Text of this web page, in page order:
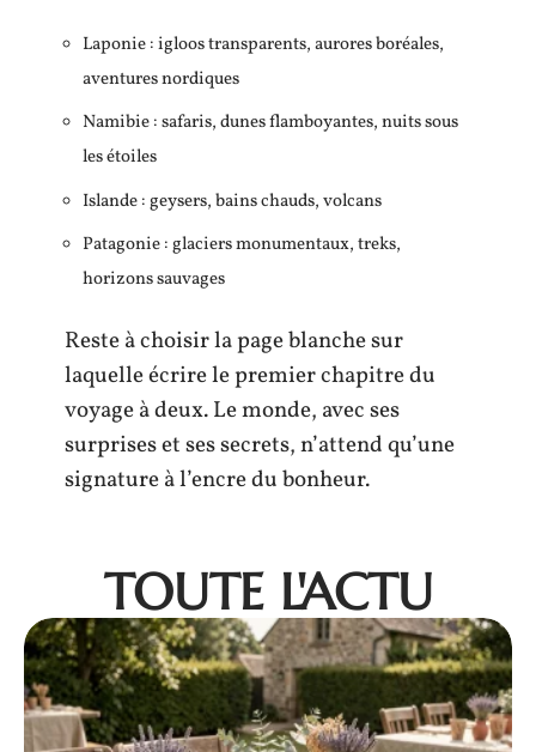
Laponie : igloos transparents, aurores boréales,
aventures nordiques
Namibie : safaris, dunes flamboyantes, nuits sous
les étoiles
Islande : geysers, bains chauds, volcans
Patagonie : glaciers monumentaux, treks,
horizons sauvages
Reste à choisir la page blanche sur
laquelle écrire le premier chapitre du
voyage à deux. Le monde, avec ses
surprises et ses secrets, n’attend qu’une
signature à l’encre du bonheur.
TOUTE L'ACTU